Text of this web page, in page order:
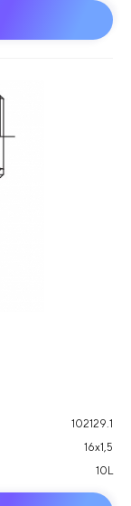
102129.1
16х1,5
10L